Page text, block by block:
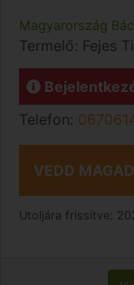
Magyarország
Termelő: Fejes
Telefon:
VEDD MAGAD
Utoljára frissítve: